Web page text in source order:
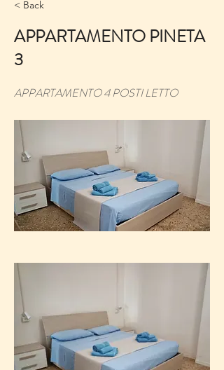
< Back
APPARTAMENTO PINETA
3
APPARTAMENTO 4 POSTI LETTO